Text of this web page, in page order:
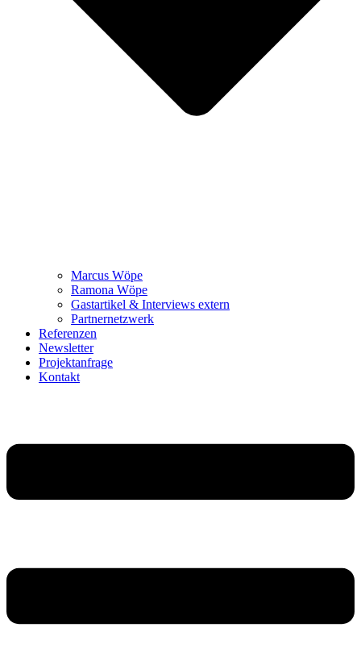
Marcus Wöpe
Ramona Wöpe
Gastartikel & Interviews extern
Partnernetzwerk
Referenzen
Newsletter
Projektanfrage
Kontakt